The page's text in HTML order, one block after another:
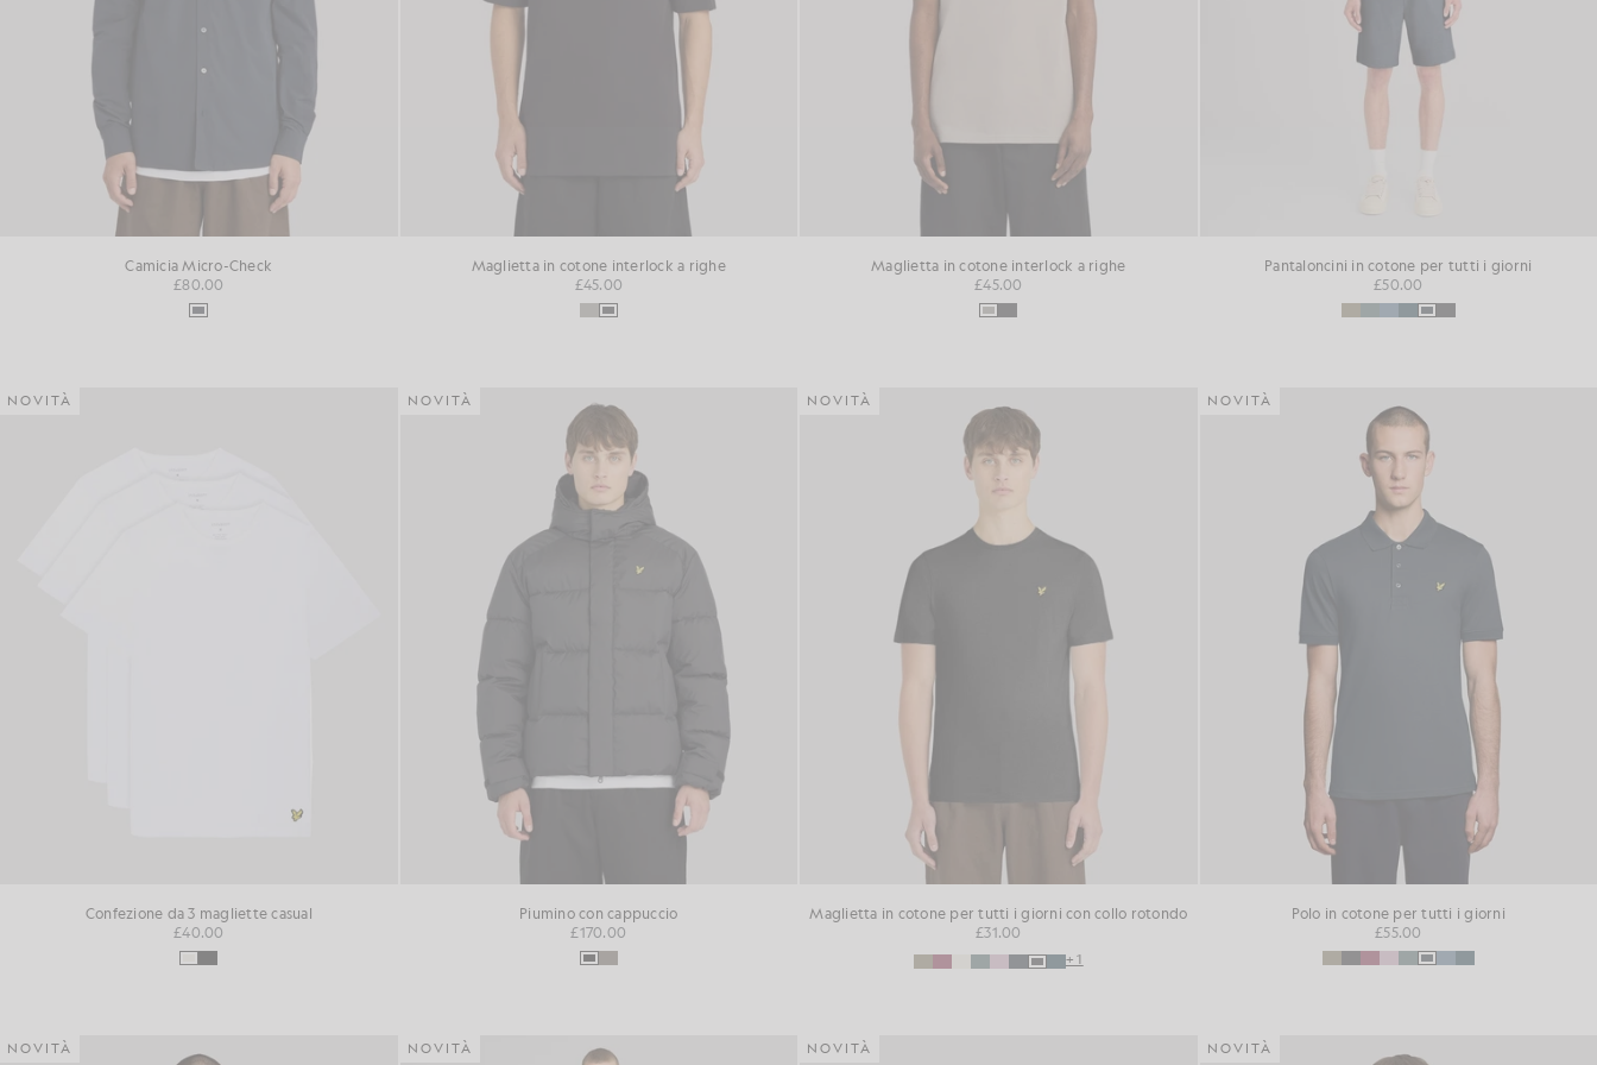
Camicia Micro-Check
£80.00
Maglietta in cotone interlock a righe
£45.00
Maglietta in cotone interlock a righe
£45.00
Pantaloncini in cotone per tutti i giorni
£50.00
NOVITÀ
Confezione da 3 magliette casual
£40.00
NOVITÀ
Piumino con cappuccio
£170.00
NOVITÀ
Maglietta in cotone per tutti i giorni con collo rotondo
£31.00
+1
NOVITÀ
Polo in cotone per tutti i giorni
£55.00
NOVITÀ NOVITÀ NOVITÀ NOVITÀ